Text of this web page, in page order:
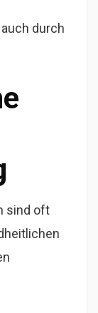
durch
sind oft